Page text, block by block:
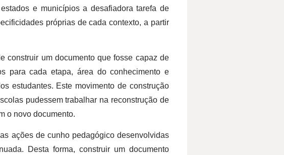
e municípios a desafiadora tarefa de
próprias de cada contexto, a partir
construir um documento que fosse capaz de
para cada etapa, área do conhecimento e
estudantes. Este movimento de construção
pudessem trabalhar na reconstrução de
o novo documento.
ações de cunho pedagógico desenvolvidas
Desta forma, construir um documento